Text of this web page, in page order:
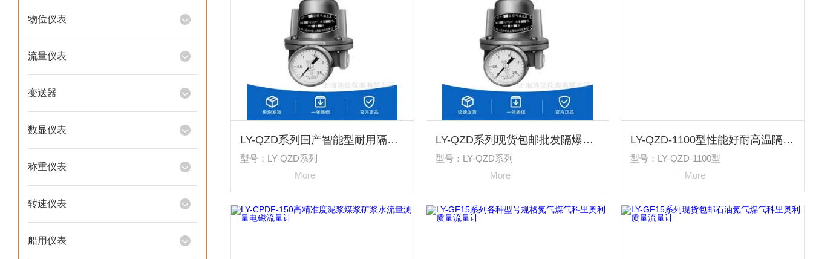
物位仪表
流量仪表
变送器
数显仪表
称重仪表
转速仪表
船用仪表
LY-QZD系列国产智能型耐用隔爆调节阀门开度电气转换器
型号：LY-QZD系列
More
LY-QZD系列现货包邮批发隔爆调节阀门开度电气转换器
型号：LY-QZD系列
More
LY-QZD-1100型性能好耐高温隔爆调节阀门开度电气转换器
型号：LY-QZD-1100型
More